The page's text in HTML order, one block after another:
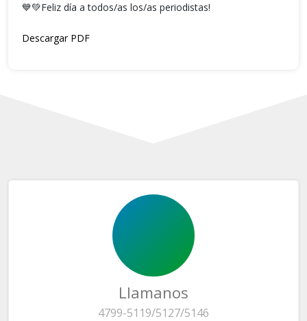
💙💚Feliz día a todos/as los/as periodistas!
Descargar PDF
Llamanos
4799-5119/5127/5146